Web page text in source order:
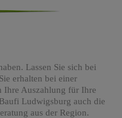
Lassen Sie sich bei
erhalten bei einer
Ihre Auszahlung für Ihre
Ludwigsburg auch die
aus der Region.